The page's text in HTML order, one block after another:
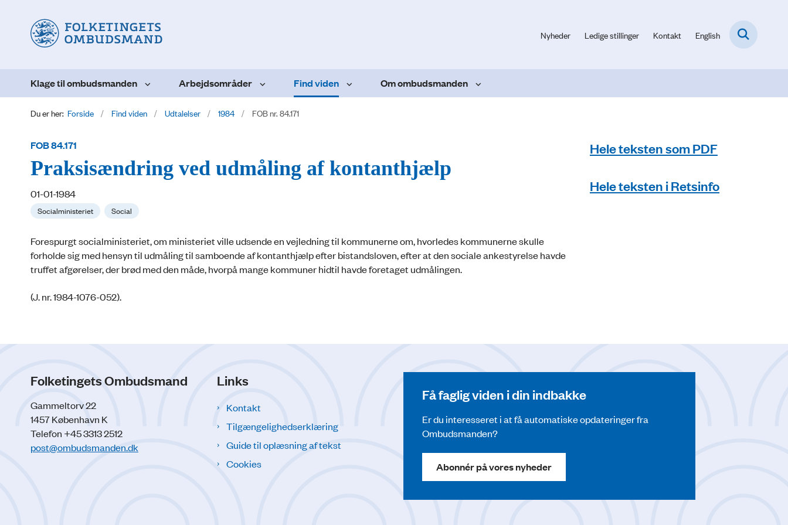
Nyheder Ledige stillinger Kontakt English
Klage til ombudsmanden Arbejdsområder Find viden Om ombudsmanden
Du er her: Forside Find viden Udtalelser 1984 FOB nr. 84.171
FOB 84.171
Praksisændring ved udmåling af kontanthjælp
01-01-1984
Socialministeriet Social
Forespurgt socialministeriet, om ministeriet ville udsende en vejledning til kommunerne om, hvorledes kommunerne skulle
forholde sig med hensyn til udmåling til samboende af kontanthjælp efter bistandsloven, efter at den sociale ankestyrelse havde
truffet afgørelser, der brød med den måde, hvorpå mange kommuner hidtil havde foretaget udmålingen.
(J. nr. 1984-1076-052).
Hele teksten som PDF
Hele teksten i Retsinfo
Folketingets Ombudsmand
Gammeltorv 22
1457 København K
Telefon +45 3313 2512
post@ombudsmanden.dk
Links
Kontakt
Tilgængelighedserklæring
Guide til oplæsning af tekst
Cookies
Få faglig viden i din indbakke
Er du interesseret i at få automatiske opdateringer fra
Ombudsmanden?
Abonnér på vores nyheder